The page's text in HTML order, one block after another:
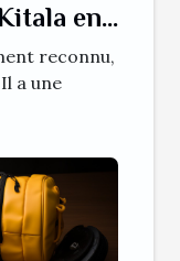
en
reconnu,
a une